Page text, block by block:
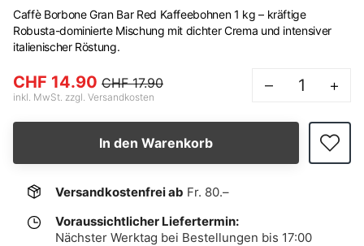
Caffè Borbone Gran Bar Red Kaffeebohnen 1 kg – kräftige
Robusta-dominierte Mischung mit dichter Crema und intensiver
italienischer Röstung.
CHF 14.90 CHF 17.90
inkl. MwSt. zzgl. Versandkosten
– +
In den Warenkorb
Versandkostenfrei ab Fr. 80.–
Voraussichtlicher Liefertermin:
Nächster Werktag bei Bestellungen bis 17:00